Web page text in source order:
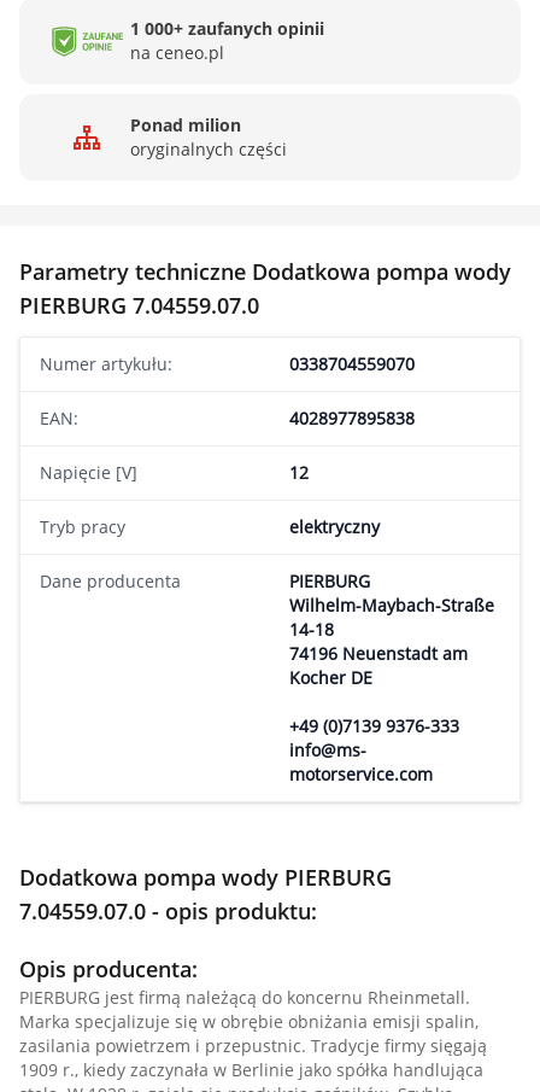
1 000+ zaufanych opinii
na ceneo.pl
Ponad milion
oryginalnych części
Parametry techniczne Dodatkowa pompa wody
PIERBURG 7.04559.07.0
Numer artykułu: 0338704559070
EAN: 4028977895838
Napięcie [V] 12
Tryb pracy elektryczny
Dane producenta
PIERBURG
Wilhelm-Maybach-Straße
14-18
74196 Neuenstadt am
Kocher DE
+49 (0)7139 9376-333
info@ms-
motorservice.com
Dodatkowa pompa wody PIERBURG
7.04559.07.0 - opis produktu:
Opis producenta:
PIERBURG jest firmą należącą do koncernu Rheinmetall.
Marka specjalizuje się w obrębie obniżania emisji spalin,
zasilania powietrzem i przepustnic. Tradycje firmy sięgają
1909 r., kiedy zaczynała w Berlinie jako spółka handlująca